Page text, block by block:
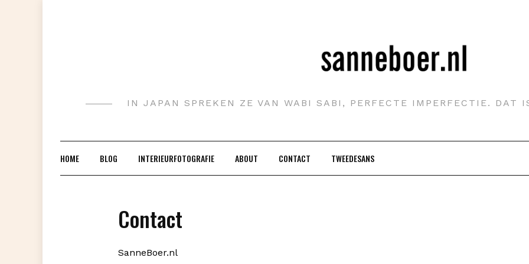
IN JAPAN SPREKEN ZE VAN WABI SABI, PERFECTE IMPERFECTIE. DAT
HOME BLOG INTERIEURFOTOGRAFIE ABOUT CONTACT TWEEDESANS
Contact
SanneBoer.nl